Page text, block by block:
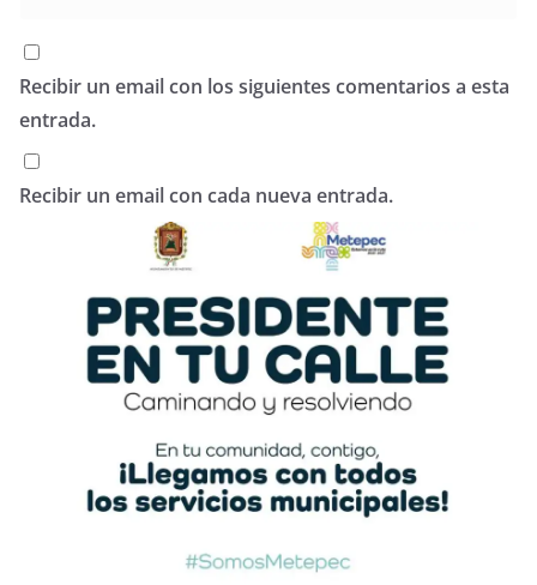
Recibir un email con los siguientes comentarios a esta
entrada.
Recibir un email con cada nueva entrada.